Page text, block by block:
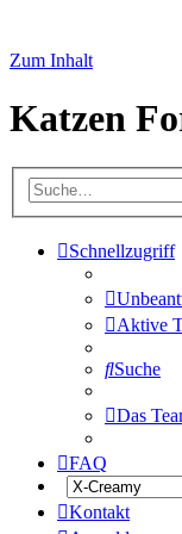
Zum Inhalt
Katzen
Schnellzugriff
Aktive
Suche
Das
FAQ
Kontakt